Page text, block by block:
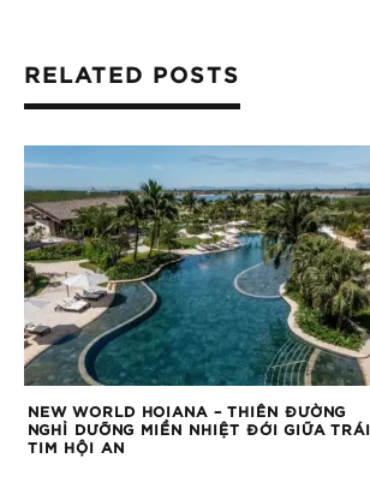
RELATED POSTS
NEW WORLD HOIANA – THIÊN ĐƯỜNG
NGHỈ DƯỠNG MIỀN NHIỆT ĐỚI GIỮA TRÁI
TIM HỘI AN